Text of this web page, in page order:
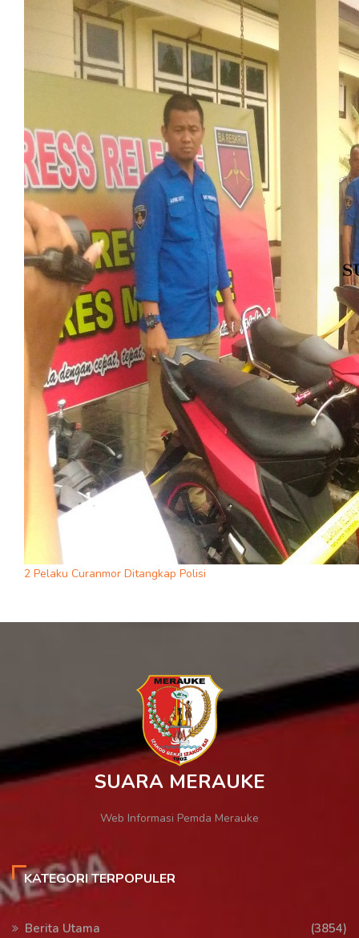
2 Pelaku Curanmor Ditangkap Polisi
SUARA MERAUKE
Web Informasi Pemda Merauke
KATEGORI TERPOPULER
Berita Utama
(3854)